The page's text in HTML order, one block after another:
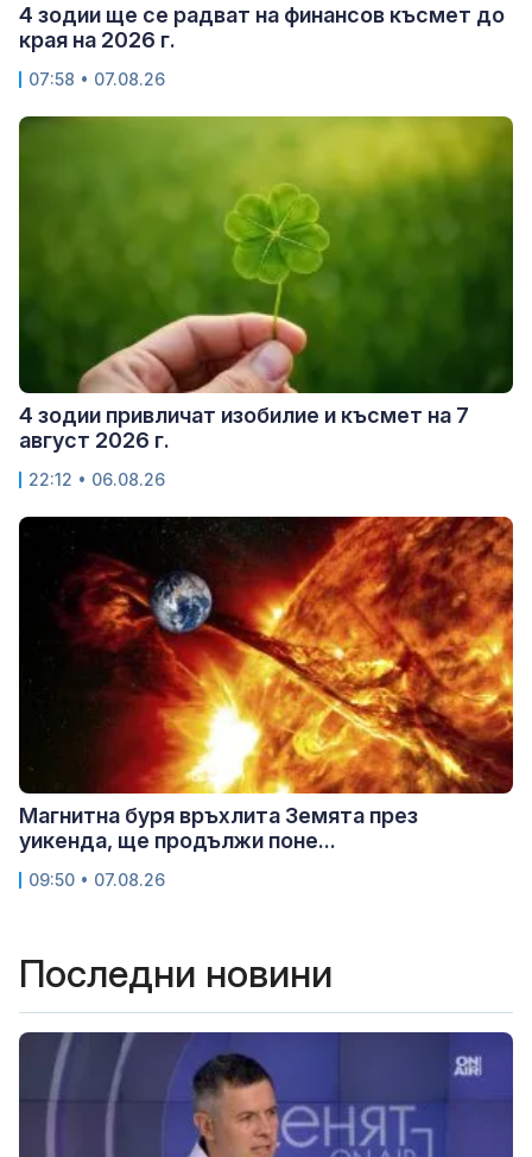
4 зодии ще се радват на финансов късмет до
края на 2026 г.
07:58 • 07.08.26
4 зодии привличат изобилие и късмет на 7
август 2026 г.
22:12 • 06.08.26
Магнитна буря връхлита Земята през
уикенда, ще продължи поне...
09:50 • 07.08.26
Последни новини